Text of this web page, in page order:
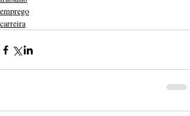
emprego
carreira